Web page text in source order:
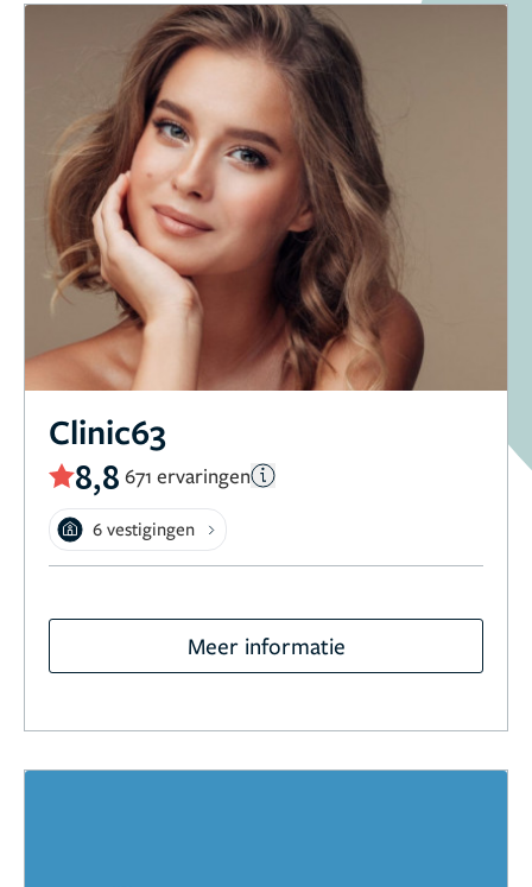
Clinic63
8,8 671 ervaringen
6 vestigingen
Meer informatie